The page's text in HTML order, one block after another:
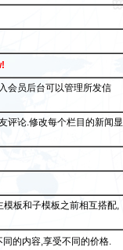
会员后台可以管理所发信
评论.修改每个栏目的新闻显
板和子模板之前相互搭配,
的内容,享受不同的价格.